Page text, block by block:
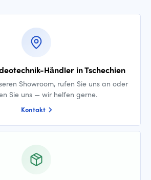
Händler in Tschechien
Showroom, rufen Sie uns an oder
Sie uns — wir helfen gerne.
Kontakt